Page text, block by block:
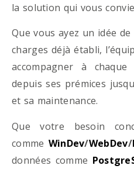
la solution qui vous
Que vous ayez un idée
charges déjà établi,
accompagner à
depuis ses prémices
et sa maintenance.
Que votre besoin
comme WinDev/WebDev/
données comme